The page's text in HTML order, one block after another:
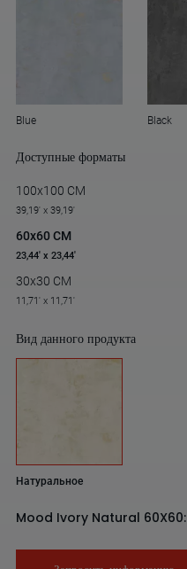
Blue Black
Доступные форматы
100x100 CM
39,19' x 39,19'
60x60 CM
23,44' x 23,44'
30x30 CM
11,71' x 11,71'
Вид данного продукта
Натуральное
Mood Ivory Natural 60X60: